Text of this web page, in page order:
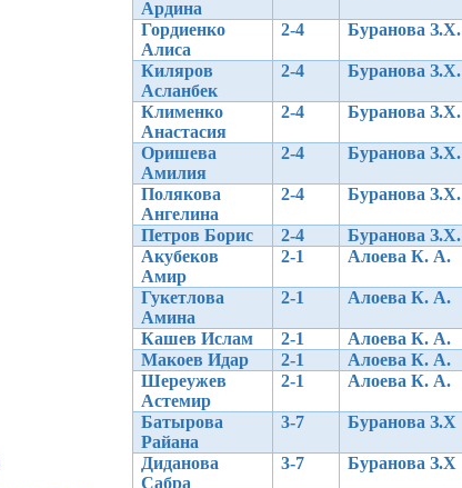
Ардина
Гордиенко
Алиса
2-4 Буранова З.Х.
Киляров
Асланбек
2-4 Буранова З.Х.
Клименко
Анастасия
2-4 Буранова З.Х.
Оришева
Амилия
2-4 Буранова З.Х.
Полякова
Ангелина
2-4 Буранова З.Х.
Петров Борис 2-4
Буранова З.Х.
Акубеков
Амир
2-1 Алоева К. А.
Гукетлова
Амина
2-1 Алоева К. А.
Кашев Ислам 2-1
Алоева К. А.
Макоев Идар
2-1
Алоева К. А.
Шереужев
Астемир
2-1 Алоева К. А.
Батырова
Райана
3-7 Буранова З.Х
Диданова
Сабра
3-7 Буранова З.Х